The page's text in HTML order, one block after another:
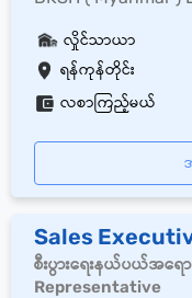
ရန်ကုန်တိုင်း
လှိုင်သာယာ
လစာကြည့်မယ်
Sales
စီးပွားရေးနယ်ပယ်အရေ
Representative